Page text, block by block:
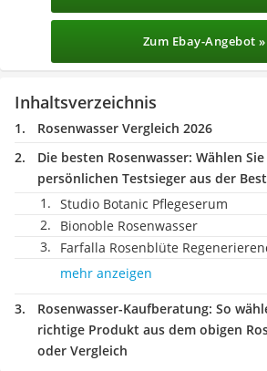
Zum Ebay-Angebot »
Inhaltsverzeichnis
Rosenwasser Vergleich 2026
Die besten Rosenwasser: Wählen
persönlichen Testsieger aus der
Studio Botanic Pflegeserum
Bionoble Rosenwasser
Farfalla Rosenblüte
mehr anzeigen
Rosenwasser-Kaufberatung: So
richtige Produkt aus dem obigen
oder Vergleich